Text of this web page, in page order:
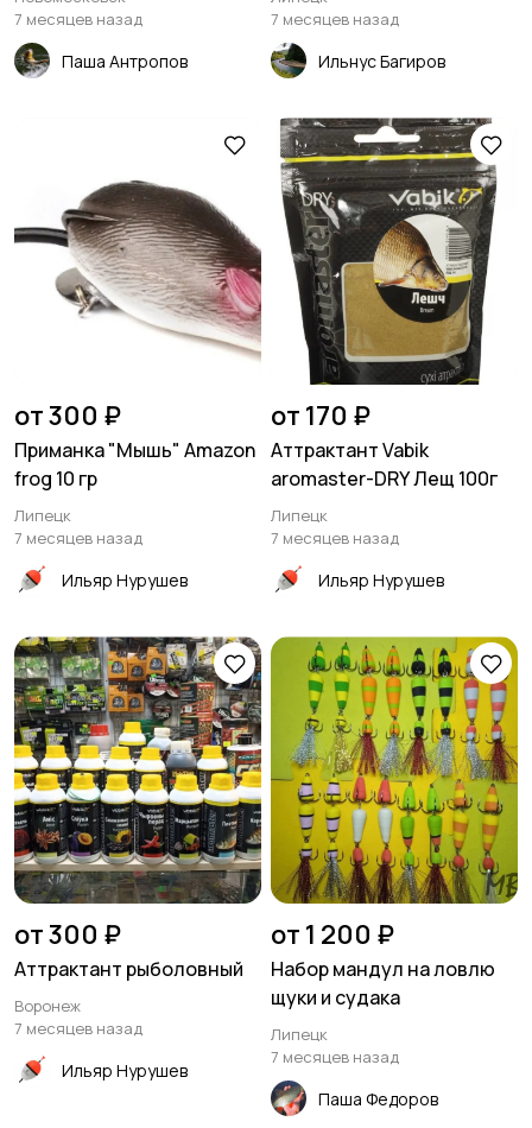
7 месяцев назад
Паша Антропов
7 месяцев назад
Ильнус Багиров
от 300 ₽
Приманка "Мышь" Amazon
frog 10 гр
Липецк
7 месяцев назад
Ильяр Нурушев
от 170 ₽
Аттрактант Vabik
aromaster-DRY Лещ 100г
Липецк
7 месяцев назад
Ильяр Нурушев
от 300 ₽
Аттрактант рыболовный
Воронеж
7 месяцев назад
Ильяр Нурушев
от 1 200 ₽
Набор мандул на ловлю
щуки и судака
Липецк
7 месяцев назад
Паша Федоров